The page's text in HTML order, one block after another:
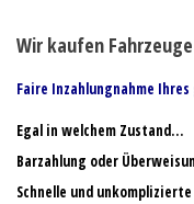
Wir kaufen
Faire Inzahlungnahme
Egal in welchem Zustand…
Barzahlung oder
Schnelle und